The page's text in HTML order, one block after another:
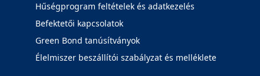
Hűségprogram feltételek és adatkezelés
Befektetői kapcsolatok
Green Bond tanúsítványok
Élelmiszer beszállítói szabályzat és melléklete